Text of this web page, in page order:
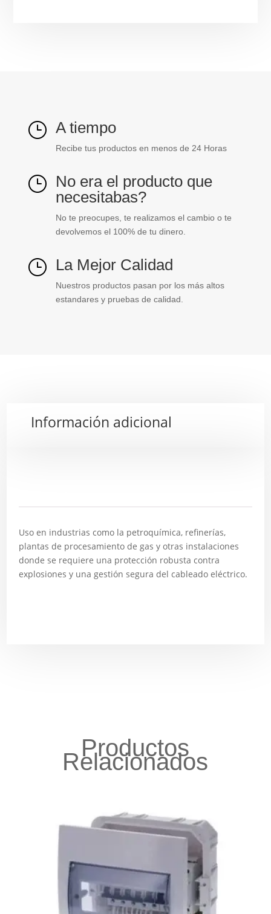
} A tiempo
Recibe tus productos en menos de 24 Horas
} No era el producto que
necesitabas?
No te preocupes, te realizamos el cambio o te
devolvemos el 100% de tu dinero.
} La Mejor Calidad
Nuestros productos pasan por los más altos
estandares y pruebas de calidad.
Información adicional
Uso en industrias como la petroquímica, refinerías,
plantas de procesamiento de gas y otras instalaciones
donde se requiere una protección robusta contra
explosiones y una gestión segura del cableado eléctrico.
Productos
Relacionados